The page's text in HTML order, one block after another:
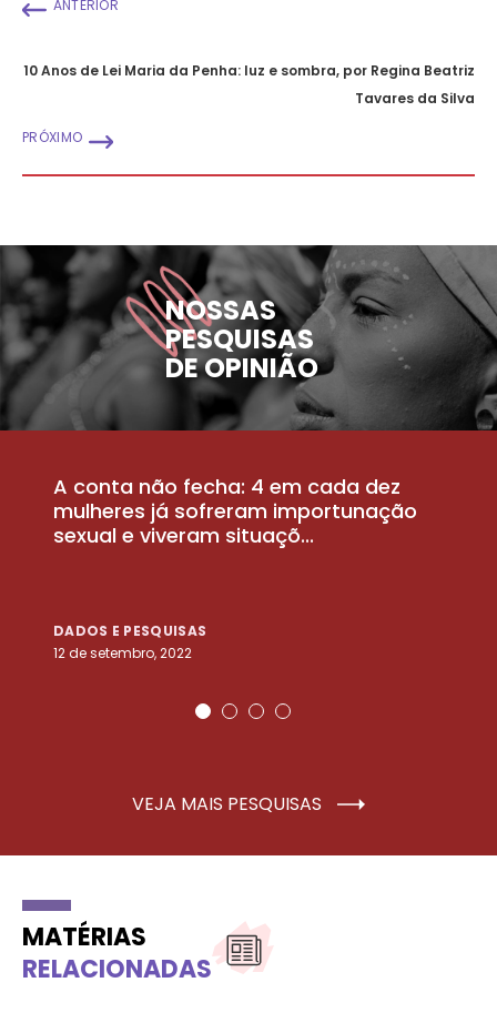
ANTERIOR
10 Anos de Lei Maria da Penha: luz e sombra, por Regina Beatriz
Tavares da Silva
PRÓXIMO
NOSSAS
PESQUISAS
DE OPINIÃO
A conta não fecha: 4 em cada dez
mulheres já sofreram importunação
sexual e viveram situaçõ...
DADOS E PESQUISAS
12 de setembro, 2022
VEJA MAIS PESQUISAS
MATÉRIAS
RELACIONADAS